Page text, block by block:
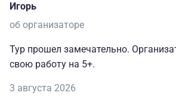
Игорь
об организаторе
Тур прошел замечательно.
свою работу на 5+.
3 августа 2026